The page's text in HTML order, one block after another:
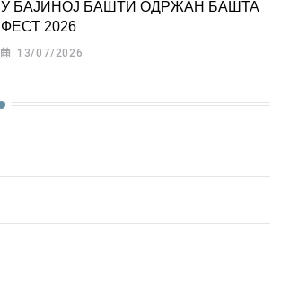
У БАЈИНОЈ БАШТИ ОДРЖАН БАШТА
ФЕСТ 2026
13/07/2026